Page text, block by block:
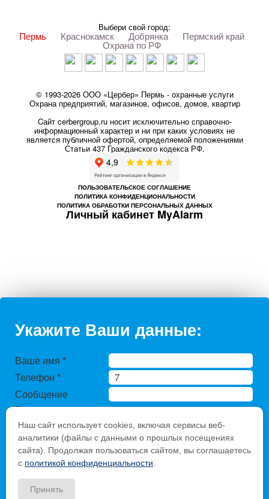
Выбери свой город:
Пермь Краснокамск Добрянка Пермский край
Охрана по РФ
© 1993-2026 ООО «Цербер» Пермь - охранные услуги
Охрана предприятий, магазинов, офисов, домов, квартир
Cайт cerbergroup.ru носит исключительно справочно-
информационный характер и ни при каких условиях не
является публичной офертой, определяемой положениями
Статьи 437 Гражданского кодекса РФ.
ПОЛЬЗОВАТЕЛЬСКОЕ СОГЛАШЕНИЕ
ПОЛИТИКА КОНФИДЕНЦИОНАЛЬНОСТИ
ПОЛИТИКА ОБРАБОТКИ ПЕРСОНАЛЬНЫХ ДАННЫХ
Личный кабинет MyAlarm
Укажите Ваши данные:
Ваше имя *
Телефон *
Сообщение
Защита от
автоматического
заполнения
Введите слово с
картинки*:
Наш сайт использует cookies, включая сервисы веб-
аналитики (файлы с данными о прошлых посещениях
сайта). Продолжая пользоваться сайтом, вы соглашаетесь
с политикой конфиденциальности
Принять